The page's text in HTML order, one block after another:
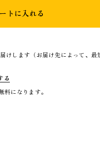
トに入れる
します（お届け先によって、最
る
になります。